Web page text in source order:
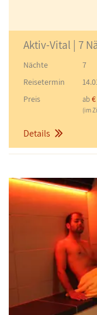
Aktiv-Vital | 7
Nächte
7
Reisetermin
Preis
ab
(im
Details